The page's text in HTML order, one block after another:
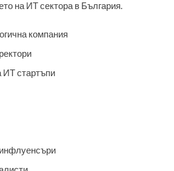
на ИТ сектора в България.
компания
ИТ стартъпи